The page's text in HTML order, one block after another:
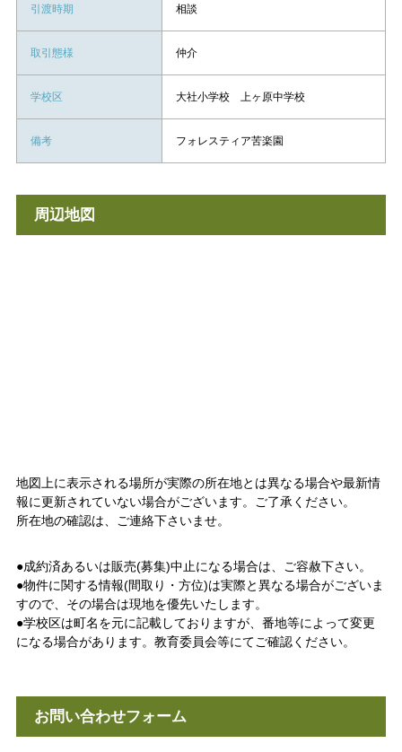
引渡時期 相談
取引態様 仲介
学校区 大社小学校 上ヶ原中学校
備考 フォレスティア苦楽園
周辺地図
地図上に表示される場所が実際の所在地とは異なる場合や最新情
報に更新されていない場合がございます。ご了承ください。
所在地の確認は、ご連絡下さいませ。
●成約済あるいは販売(募集)中止になる場合は、ご容赦下さい。
●物件に関する情報(間取り・方位)は実際と異なる場合がございま
すので、その場合は現地を優先いたします。
●学校区は町名を元に記載しておりますが、番地等によって変更
になる場合があります。教育委員会等にてご確認ください。
お問い合わせフォーム